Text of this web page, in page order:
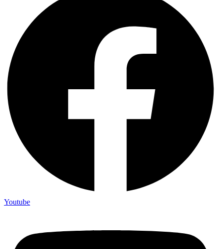
Youtube